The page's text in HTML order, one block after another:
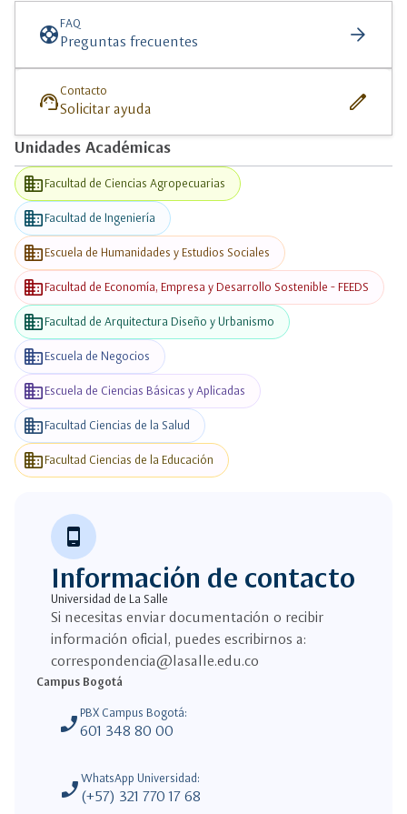
información
supportFAQ
Preguntas frecuentes arrow_forward
support_agent Contacto
Solicitar ayuda edit
Unidades Académicas
businessFacultad de Ciencias Agropecuarias
businessFacultad de Ingeniería
businessEscuela de Humanidades y Estudios Sociales
businessFacultad de Economía, Empresa y Desarrollo Sostenible - FEEDS
businessFacultad de Arquitectura Diseño y Urbanismo
businessEscuela de Negocios
businessEscuela de Ciencias Básicas y Aplicadas
businessFacultad Ciencias de la Salud
businessFacultad Ciencias de la Educación
phone_android
Información de contacto
Universidad de La Salle
Si necesitas enviar documentación o recibir
información oficial, puedes escribirnos a:
correspondencia@lasalle.edu.co
Campus Bogotá
phone_enabled PBX Campus Bogotá:
601 348 80 00
phone_enabled WhatsApp Universidad:
(+57) 321 770 17 68